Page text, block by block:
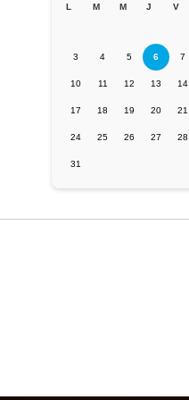
L M M J V
3 4 5 6 7
10 11 12 13 14
17 18 19 20 21
24 25 26 27 28
31